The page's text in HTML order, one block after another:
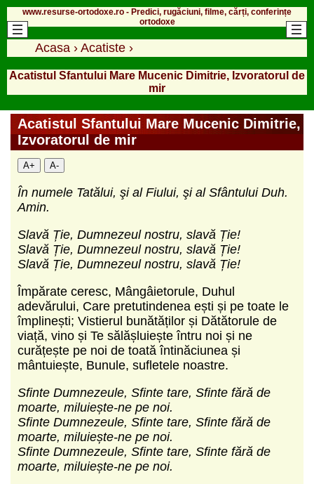
www.resurse-ortodoxe.ro - Predici, rugăciuni, filme, cărți, conferințe
ortodoxe
Acasa › Acatiste ›
Acatistul Sfantului Mare Mucenic Dimitrie, Izvoratorul de
mir
Acatistul Sfantului Mare Mucenic Dimitrie,
Izvoratorul de mir
A+ A-
În numele Tatălui, şi al Fiului, şi al Sfântului Duh.
Amin.
Slavă Ție, Dumnezeul nostru, slavă Ție!
Slavă Ție, Dumnezeul nostru, slavă Ție!
Slavă Ție, Dumnezeul nostru, slavă Ție!
Împărate ceresc, Mângâietorule, Duhul
adevărului, Care pretutindenea ești și pe toate le
împlinești; Vistierul bunătăților și Dătătorule de
viață, vino și Te sălășluiește întru noi și ne
curățește pe noi de toată întinăciunea și
mântuiește, Bunule, sufletele noastre.
Sfinte Dumnezeule, Sfinte tare, Sfinte fără de
moarte, miluiește-ne pe noi.
Sfinte Dumnezeule, Sfinte tare, Sfinte fără de
moarte, miluiește-ne pe noi.
Sfinte Dumnezeule, Sfinte tare, Sfinte fără de
moarte, miluiește-ne pe noi.